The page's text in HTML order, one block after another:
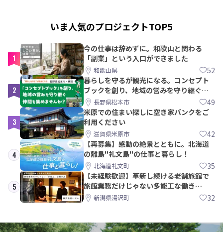
いま人気のプロジェクトTOP5
1
今の仕事は辞めずに。和歌山と関わる
「副業」という入口ができました
和歌山県 52
2
暮らしを守るが観光になる。コンセプト
ブックを創り、地域の営みを守り継ぐ仲
間を集めませんか？
長野県松本市 49
3
米原での住まい探しに空き家バンクをご
利用ください
滋賀県米原市 42
4
【再募集】感動の絶景とともに。北海道
の離島"礼文島"の仕事と暮らし！
北海道礼文町 35
5
【未経験歓迎】革新し続ける老舗旅館で
旅館業務だけじゃない多能工な働き
方。 株式会社いせん
新潟県湯沢町 32